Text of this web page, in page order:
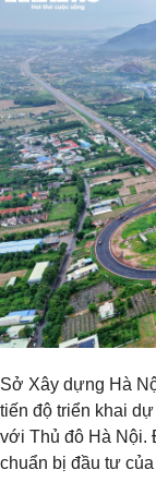
Sở Xây dựng Hà
tiến độ triển khai
với Thủ đô Hà Nội.
chuẩn bị đầu tư